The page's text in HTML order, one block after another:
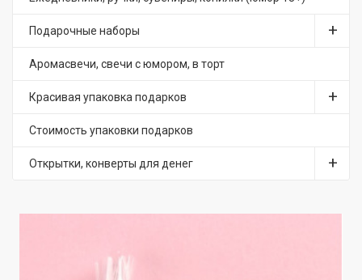
Подарочные наборы
Аромасвечи, свечи с юмором, в торт
Красивая упаковка подарков
Стоимость упаковки подарков
Открытки, конверты для денег